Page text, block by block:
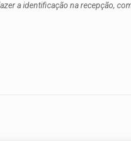
a identificação na recepção,